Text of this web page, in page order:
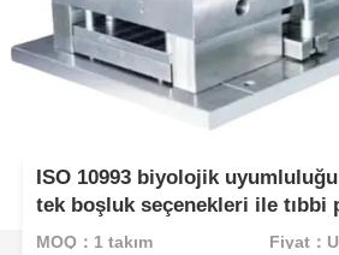
ISO 10993 biyolojik
tek boşluk seçenekleri ile tıbbi
hassas plastik enjeksiyon kalıbı
MOQ：1 takım